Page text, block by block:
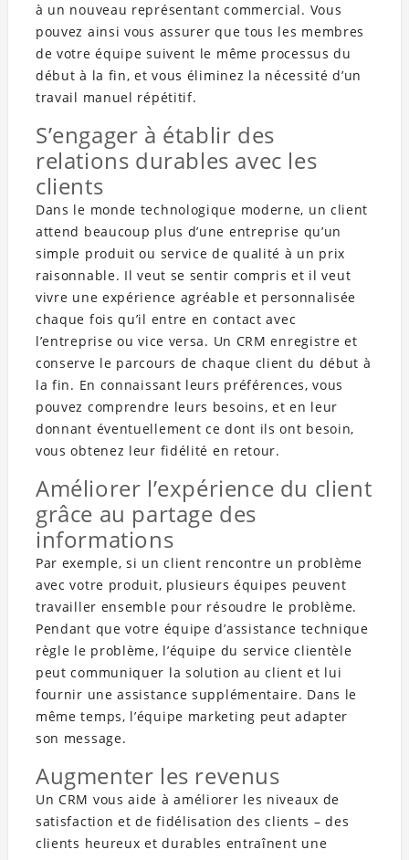
à un nouveau représentant commercial. Vous
pouvez ainsi vous assurer que tous les membres
de votre équipe suivent le même processus du
début à la fin, et vous éliminez la nécessité d’un
travail manuel répétitif.
S’engager à établir des
relations durables avec les
clients
Dans le monde technologique moderne, un client
attend beaucoup plus d’une entreprise qu’un
simple produit ou service de qualité à un prix
raisonnable. Il veut se sentir compris et il veut
vivre une expérience agréable et personnalisée
chaque fois qu’il entre en contact avec
l’entreprise ou vice versa. Un CRM enregistre et
conserve le parcours de chaque client du début à
la fin. En connaissant leurs préférences, vous
pouvez comprendre leurs besoins, et en leur
donnant éventuellement ce dont ils ont besoin,
vous obtenez leur fidélité en retour.
Améliorer l’expérience du client
grâce au partage des
informations
Par exemple, si un client rencontre un problème
avec votre produit, plusieurs équipes peuvent
travailler ensemble pour résoudre le problème.
Pendant que votre équipe d’assistance technique
règle le problème, l’équipe du service clientèle
peut communiquer la solution au client et lui
fournir une assistance supplémentaire. Dans le
même temps, l’équipe marketing peut adapter
son message.
Augmenter les revenus
Un CRM vous aide à améliorer les niveaux de
satisfaction et de fidélisation des clients – des
clients heureux et durables entraînent une